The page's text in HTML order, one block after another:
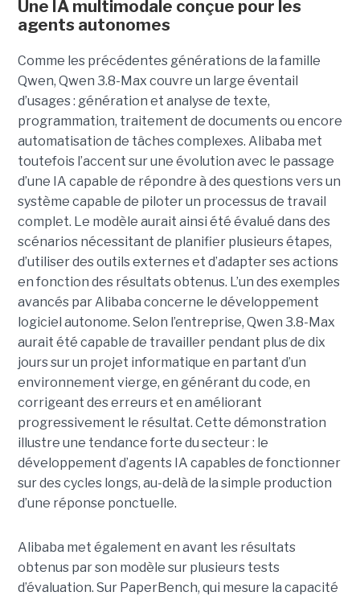
Une IA multimodale conçue pour les
agents autonomes
Comme les précédentes générations de la famille
Qwen, Qwen 3.8-Max couvre un large éventail
d’usages : génération et analyse de texte,
programmation, traitement de documents ou encore
automatisation de tâches complexes. Alibaba met
toutefois l’accent sur une évolution avec le passage
d’une IA capable de répondre à des questions vers un
système capable de piloter un processus de travail
complet. Le modèle aurait ainsi été évalué dans des
scénarios nécessitant de planifier plusieurs étapes,
d’utiliser des outils externes et d’adapter ses actions
en fonction des résultats obtenus. L’un des exemples
avancés par Alibaba concerne le développement
logiciel autonome. Selon l’entreprise, Qwen 3.8-Max
aurait été capable de travailler pendant plus de dix
jours sur un projet informatique en partant d’un
environnement vierge, en générant du code, en
corrigeant des erreurs et en améliorant
progressivement le résultat. Cette démonstration
illustre une tendance forte du secteur : le
développement d’agents IA capables de fonctionner
sur des cycles longs, au-delà de la simple production
d’une réponse ponctuelle.
Alibaba met également en avant les résultats
obtenus par son modèle sur plusieurs tests
d’évaluation. Sur PaperBench, qui mesure la capacité